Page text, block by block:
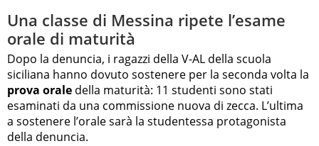
Una classe di Messina ripete l’esame
orale di maturità
Dopo la denuncia, i ragazzi della V-AL della scuola
siciliana hanno dovuto sostenere per la seconda volta la
prova orale della maturità: 11 studenti sono stati
esaminati da una commissione nuova di zecca. L’ultima
a sostenere l’orale sarà la studentessa protagonista
della denuncia.